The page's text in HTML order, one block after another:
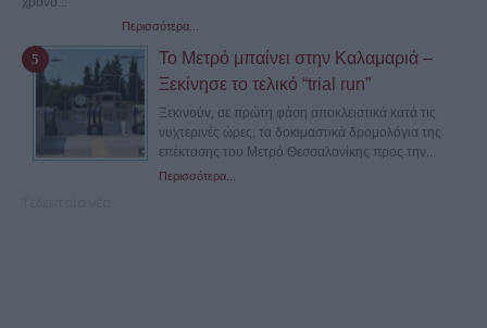
Περισσότερα...
Το Μετρό μπαίνει στην Καλαμαριά –
Ξεκίνησε το τελικό “trial run”
Ξεκινούν, σε πρώτη φάση αποκλειστικά κατά τις
νυχτερινές ώρες, τα δοκιμαστικά δρομολόγια της
επέκτασης του Μετρό Θεσσαλονίκης προς την...
Περισσότερα...